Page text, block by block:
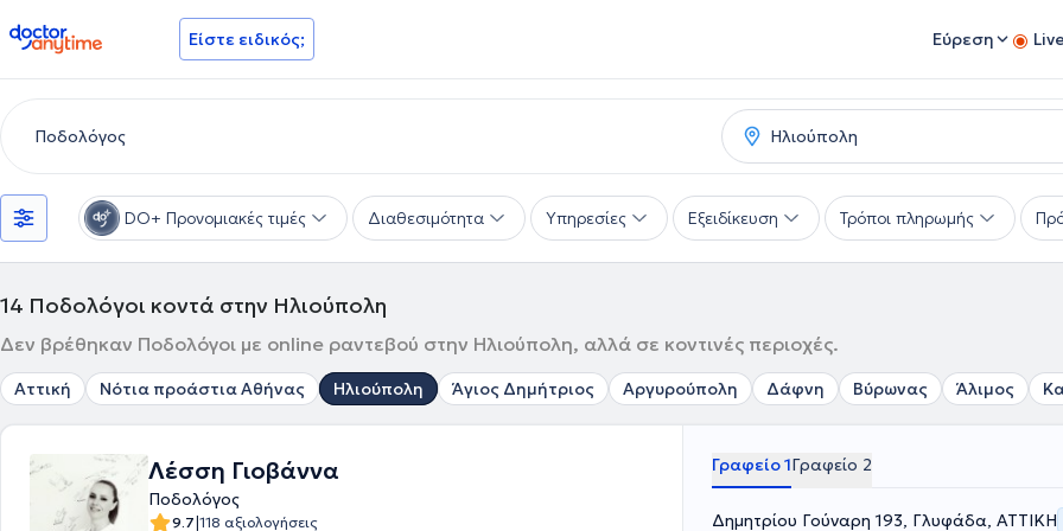
doctoranytime Είστε ειδικός; Εύρεση
DO+ Προνομιακές τιμές Διαθεσιμότητα Υπηρεσίες Εξειδίκευση Τρόποι πληρωμής
14 Ποδολόγοι κοντά στην Ηλιούπολη
Δεν βρέθηκαν Ποδολόγοι με online ραντεβού στην Ηλιούπολη, αλλά σε κοντινές περιοχές.
Αττική Νότια προάστια Αθήνας Ηλιούπολη Άγιος Δημήτριος Αργυρούπολη Δάφνη Βύρωνας Άλιμος
Λέσση Γιοβάννα
Ποδολόγος
9.7|118 αξιολογήσεις
Γραφείο 1Γραφείο 2
Δημητρίου Γούναρη 193, Γλυφάδα, ΑΤΤΙΚΗ